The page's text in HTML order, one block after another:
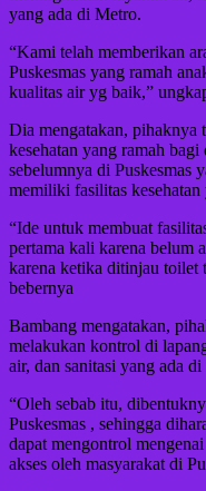
yang ada di Metro.
“Kami telah memberikan
Puskesmas yang ramah
kualitas air yg baik,”
Dia mengatakan, pihaknya
kesehatan yang ramah
sebelumnya di Puskesmas
memiliki fasilitas
“Ide untuk membuat
pertama kali karena belum
karena ketika ditinjau toilet
bebernya
Bambang mengatakan,
melakukan kontrol di
air, dan sanitasi yang ada
“Oleh sebab itu,
Puskesmas , sehingga
dapat mengontrol
akses oleh masyarakat di